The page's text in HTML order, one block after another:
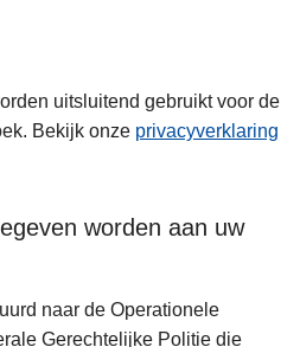
uitsluitend gebruikt voor de
Bekijk onze privacyverklaring
worden aan uw
naar de Operationele
Gerechtelijke Politie die